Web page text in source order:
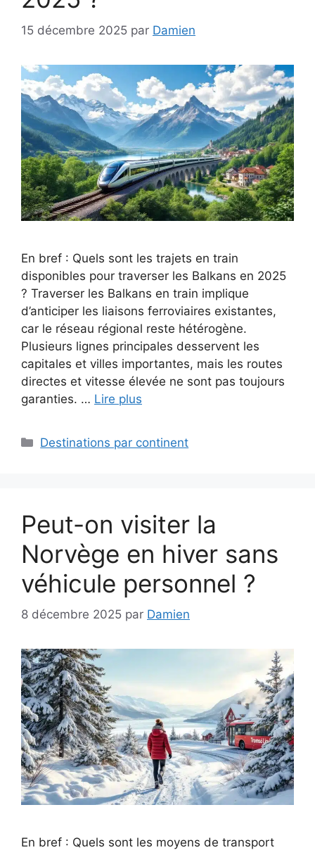
15 décembre 2025 par Damien
En bref : Quels sont les trajets en train
disponibles pour traverser les Balkans en 2025
? Traverser les Balkans en train implique
d’anticiper les liaisons ferroviaires existantes,
car le réseau régional reste hétérogène.
Plusieurs lignes principales desservent les
capitales et villes importantes, mais les routes
directes et vitesse élevée ne sont pas toujours
garanties. … Lire plus
Catégories
Destinations par continent
Peut-on visiter la
Norvège en hiver sans
véhicule personnel ?
8 décembre 2025 par Damien
En bref : Quels sont les moyens de transport